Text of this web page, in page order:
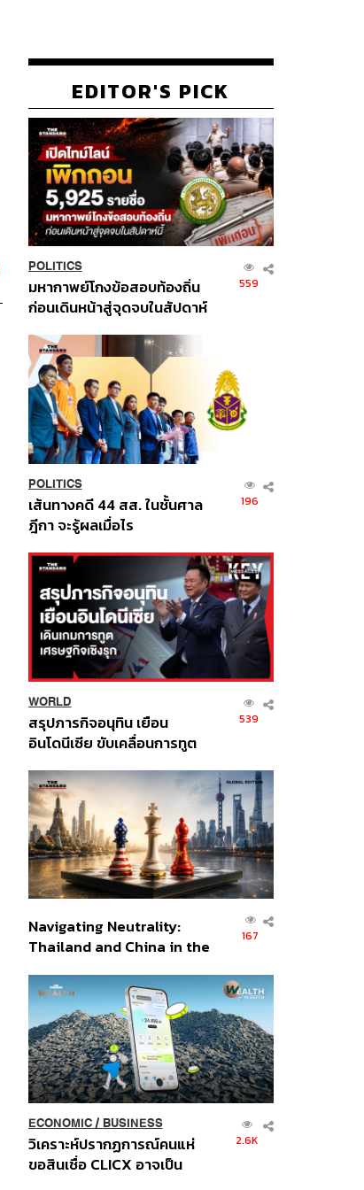
EDITOR'S PICK
POLITICS
มหากาพย์โกงข้อสอบท้องถิ่น
ก่อนเดินหน้าสู่จุดจบในสัปดาห์
559
POLITICS
เส้นทางคดี 44 สส. ในชั้นศาล
ฎีกา จะรู้ผลเมื่อไร
196
WORLD
สรุปภารกิจอนุทิน เยือน
อินโดนีเซีย ขับเคลื่อนการทูต
ส่วนยุทธศาสตร์ไทย –
อินโดนีเซีย
539
Navigating Neutrality:
Thailand and China in the
Order
167
ECONOMIC/ BUSINESS
วิเคราะห์ปรากฏการณ์คนแห่
ขอสินเชื่อ CLICX อาจเป็น
2.6K